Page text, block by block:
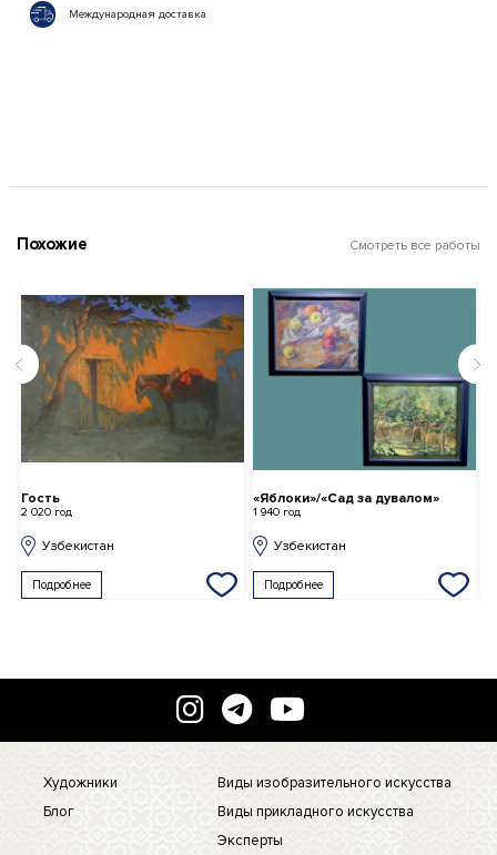
Международная доставка
Похожие Смотреть все работы
«Яблоки»/«Сад за дувалом» Сурхон бобо
Художники
Блог
Виды изобразительного искусства
Виды прикладного искусства
Эксперты